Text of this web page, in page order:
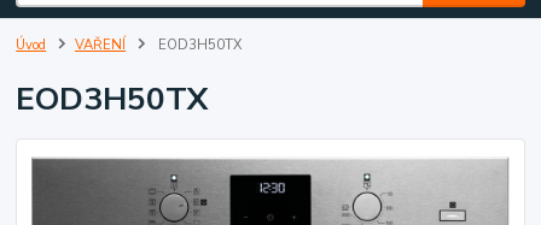
Úvod VAŘENÍ EOD3H50TX
EOD3H50TX